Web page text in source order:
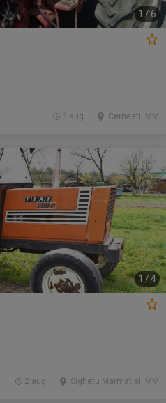
1 / 6
Cernesti, MM
3 aug.
1 /4
Sighetu Marmatiei, MM
2 aug.